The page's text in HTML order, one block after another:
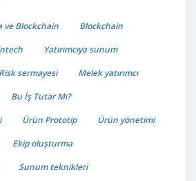
ve Blockchain
Blockchain
Yatırımcıya sunum
Risk sermayesi
Melek yatırımcı
Bu İş Tutar Mı?
Ürün Prototip
Ürün yönetimi
Ekip oluşturma
Sunum teknikleri